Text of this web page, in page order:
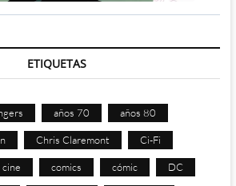
ETIQUETAS
años 70 años 80
Chris Claremont Ci-Fi
cine comics cómic DC